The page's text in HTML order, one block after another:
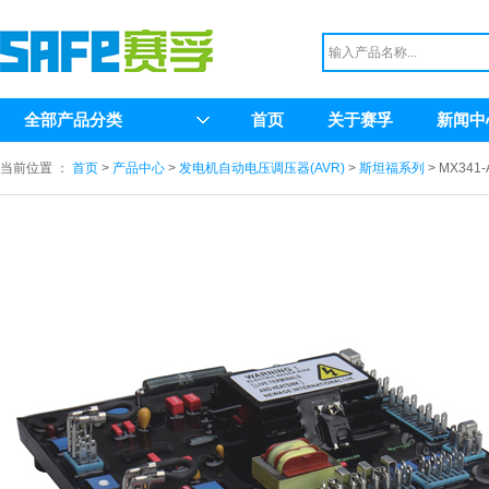
全部产品分类 首页 关于赛孚 新闻
当前位置 ： 首页 > 产品中心 > 发电机自动电压调压器(AVR) > 斯坦福系列 > MX341-